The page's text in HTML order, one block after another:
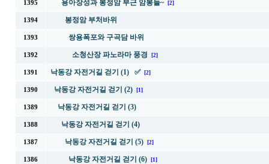
1395 용아장성과 봉정암 부근 암봉들~ [2]
1394 봉정암 부처바위
1393 쌍용폭포와 구곡담 바위
1392 소청산장 파노라마 풍경 [2]
1391 낙동강 자전거길 걷기 (1) ✅ [2]
1390 낙동강 자전거길 걷기 (2) [1]
1389 낙동강 자전거길 걷기 (3)
1388 낙동강 자전거길 걷기 (4)
1387 낙동강 자전거길 걷기 (5) [2]
1386 낙동강 자전거길 걷기 (6) [1]